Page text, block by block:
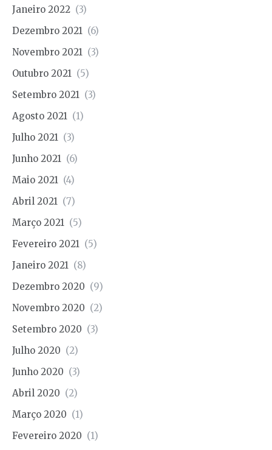
Janeiro 2022 (3)
Dezembro 2021 (6)
Novembro 2021 (3)
Outubro 2021 (5)
Setembro 2021 (3)
Agosto 2021 (1)
Julho 2021 (3)
Junho 2021 (6)
Maio 2021 (4)
Abril 2021 (7)
Março 2021 (5)
Fevereiro 2021 (5)
Janeiro 2021 (8)
Dezembro 2020 (9)
Novembro 2020 (2)
Setembro 2020 (3)
Julho 2020 (2)
Junho 2020 (3)
Abril 2020 (2)
Março 2020 (1)
Fevereiro 2020 (1)